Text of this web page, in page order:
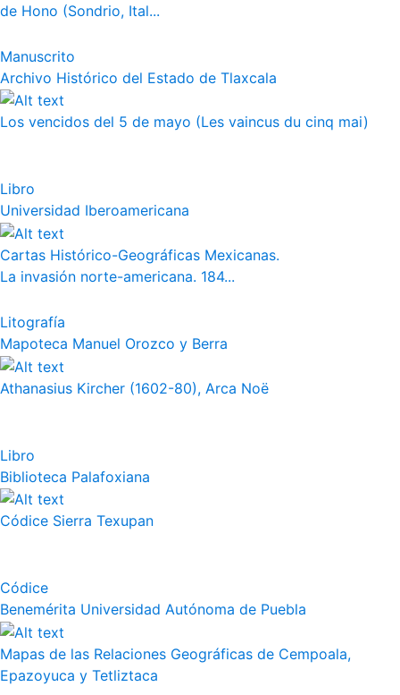
de Hono (Sondrio, Ital...
Manuscrito
Archivo Histórico del Estado de Tlaxcala
Los vencidos del 5 de mayo (Les vaincus du cinq mai)
Libro
Universidad Iberoamericana
Cartas Histórico-Geográficas Mexicanas.
La invasión norte-americana. 184...
Litografía
Mapoteca Manuel Orozco y Berra
Athanasius Kircher (1602-80), Arca Noë
Libro
Biblioteca Palafoxiana
Códice Sierra Texupan
Códice
Benemérita Universidad Autónoma de Puebla
Mapas de las Relaciones Geográficas de Cempoala,
Epazoyuca y Tetliztaca